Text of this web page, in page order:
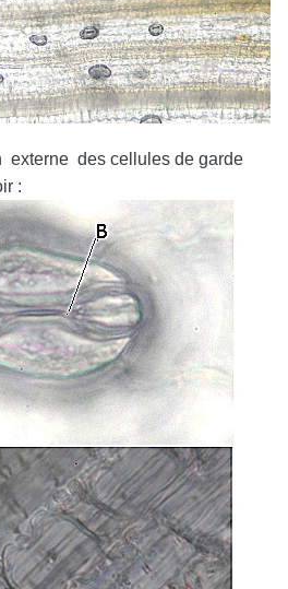
externe des cellules de garde
: